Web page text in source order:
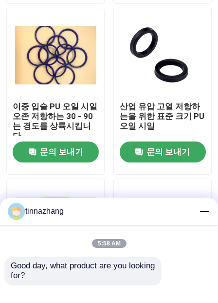
제품
회사 소개
공장 견학
품질 관리
조회를 요청하다
자동차 오일 씰
이중 입술 PU 오일 시일
오존 저항하는 30 - 90
는 경도를 상륙시킵니
다
문의 보내기
산업 유압 고열 저항하
는을 위한 표준 크기 PU
오일 시일
문의 보내기
YX 유형 먼지 저항하는
tinnazhang
5:58 AM
Good day, what product are you looking
for?